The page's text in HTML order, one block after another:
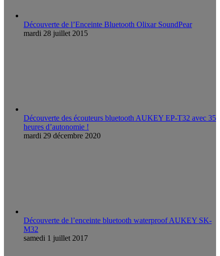
Découverte de l’Enceinte Bluetooth Olixar SoundPear
mardi 28 juillet 2015
Découverte des écouteurs bluetooth AUKEY EP-T32 avec 35
heures d’autonomie !
mardi 29 décembre 2020
Découverte de l’enceinte bluetooth waterproof AUKEY SK-
M32
samedi 1 juillet 2017